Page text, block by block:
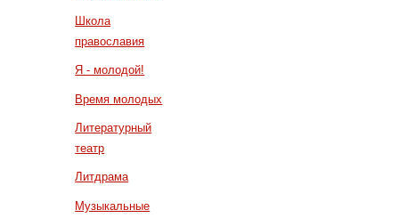
Школа
православия
Я - молодой!
Время молодых
Литературный
театр
Литдрама
Музыкальные